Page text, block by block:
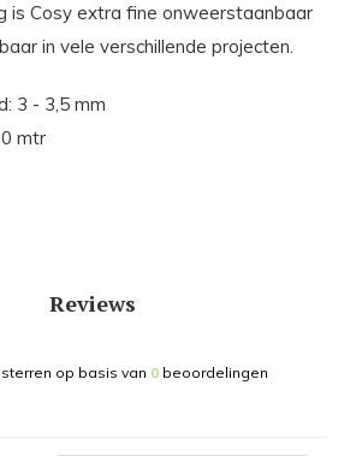
is Cosy extra fine onweerstaanbaar
in vele verschillende projecten.
3 - 3,5 mm
mtr
Reviews
sterren op basis van 0 beoordelingen